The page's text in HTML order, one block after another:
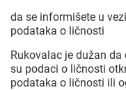
da se informišete u
podataka o ličnosti
Rukovalac je dužan
su podaci o ličnosti
podataka o ličnosti ili